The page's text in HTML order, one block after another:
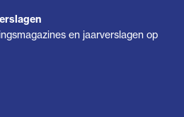
en jaarverslagen op